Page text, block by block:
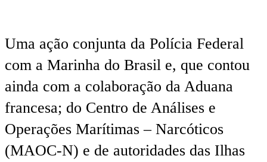
Uma ação conjunta da Polícia Federal
com a Marinha do Brasil e, que contou
ainda com a colaboração da Aduana
francesa; do Centro de Análises e
Operações Marítimas – Narcóticos
(MAOC-N) e de autoridades das Ilhas